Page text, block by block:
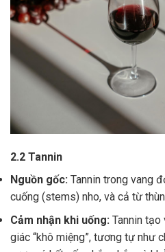
2.2 Tannin
Nguồn gốc: Tannin trong vang
cuống (stems) nho, và cả từ
Cảm nhận khi uống: Tannin
giác “khô miệng”, tương tự như